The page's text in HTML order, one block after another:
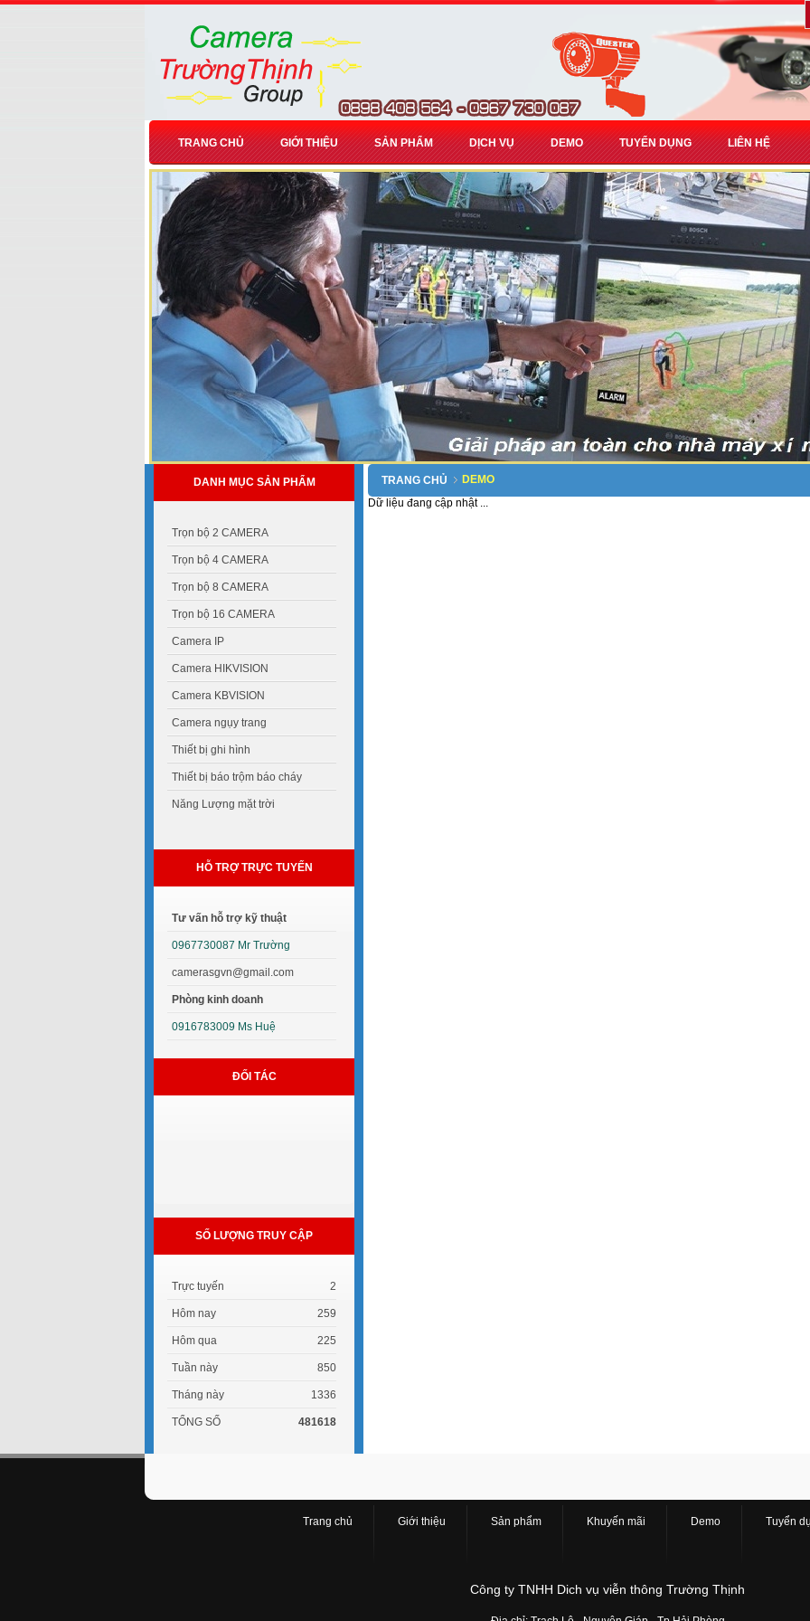
TRANG CHỦ GIỚI THIỆU SẢN PHẨM DỊCH VỤ DEMO TUYỂN DỤNG LIÊN HỆ
TRANG CHỦ
DEMO
Dữ liệu đang cập nhật ...
DANH MỤC SẢN PHẨM
Trọn bộ 2 CAMERA
Trọn bộ 4 CAMERA
Trọn bộ 8 CAMERA
Trọn bộ 16 CAMERA
Camera IP
Camera HIKVISION
Camera KBVISION
Camera ngụy trang
Thiết bị ghi hình
Thiết bị báo trộm báo cháy
Năng Lượng mặt trời
HỖ TRỢ TRỰC TUYẾN
Tư vấn hỗ trợ kỹ thuật
0967730087 Mr Trường
camerasgvn@gmail.com
Phòng kinh doanh
0916783009 Ms Huệ
ĐỐI TÁC
SỐ LƯỢNG TRUY CẬP
Trực tuyến 2
Hôm nay 259
Hôm qua 225
Tuần này 850
Tháng này 1336
TỔNG SỐ 481618
Trang chủ Giới thiệu Sản phẩm Khuyến mãi Demo Tuyển
Công ty TNHH Dich vụ viễn thông Trường Thịnh